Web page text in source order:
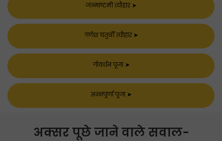
जन्माष्टमी त्यौहार➤
गणेश चतुर्थी त्यौहार➤
गोवर्धन पूजा➤
अन्नपूर्णा पूजा➤
अक्सर पूछे जाने वाले सवाल-